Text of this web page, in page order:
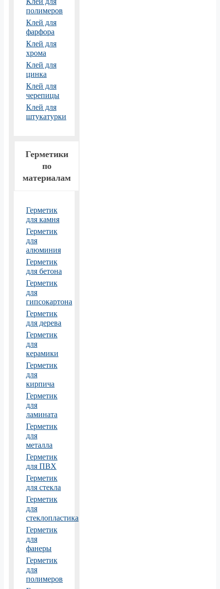
полимеров
Клей для
фарфора
Клей для
хрома
Клей для
цинка
Клей для
черепицы
Клей для
штукатурки
Герметики
по
материалам
Герметик
для камня
Герметик
для
алюминия
Герметик
для бетона
Герметик
для
гипсокартона
Герметик
для дерева
Герметик
для
керамики
Герметик
для
кирпича
Герметик
для
ламината
Герметик
для
металла
Герметик
для ПВХ
Герметик
для стекла
Герметик
для
стеклопластика
Герметик
для
фанеры
Герметик
для
полимеров